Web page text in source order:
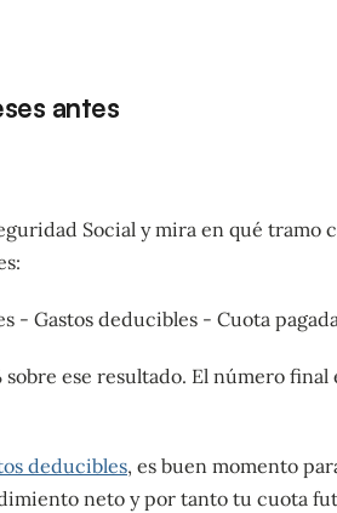
antes
Social y mira en qué tramo
- Gastos deducibles - Cuota
ese resultado. El número
deducibles, es buen momento
neto y por tanto tu cuota